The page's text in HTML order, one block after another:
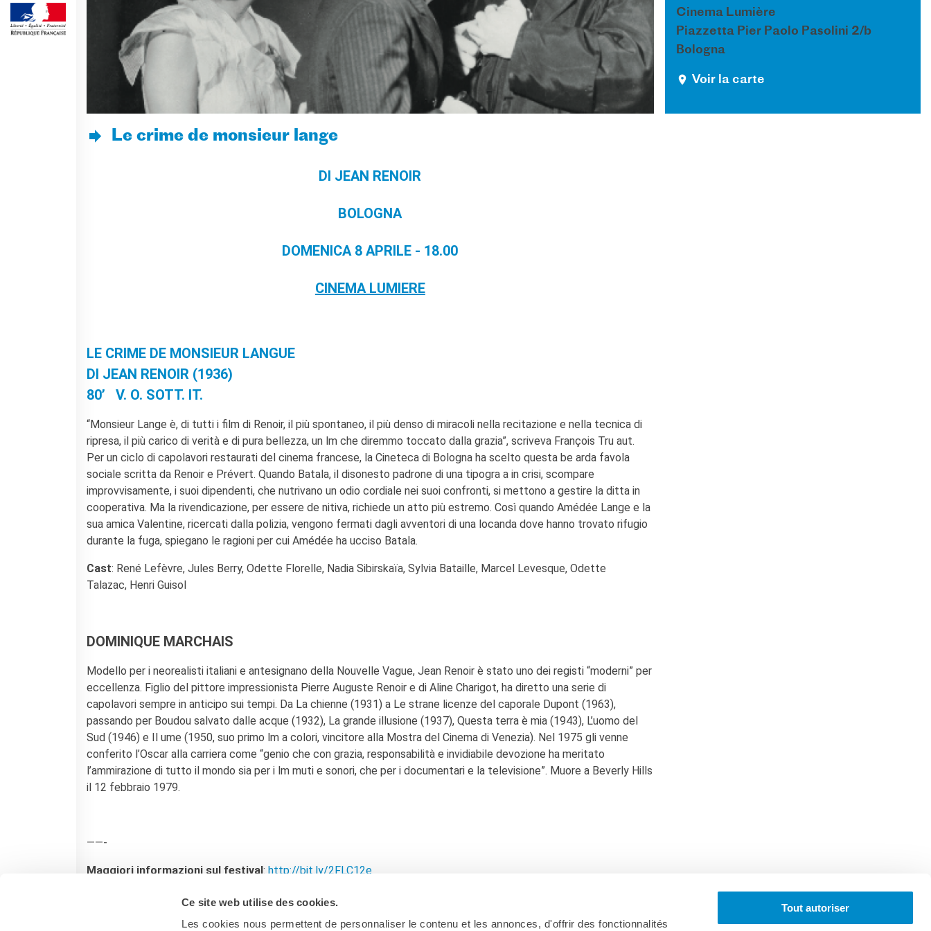
Ce site web utilise des cookies.
Les cookies nous permettent de personnaliser le contenu et les annonces, d'offrir des fonctionnalités
Tout autoriser
STUDIARE IN FRANCIA
Campus France
ACPF - COOPERAZIONE
EDUCATIVA
Risorse per i docenti di
francese
ARCHIVIO
Culturethèque
Salon de lecture (online)
LIBRAIRIE FRANÇAISE DE
CONSULAT DE FRANCE À
FLORENCE
RECHERCHER
Le crime de monsieur lange
DI JEAN RENOIR
BOLOGNA
DOMENICA 8 APRILE - 18.00
CINEMA LUMIERE
LE CRIME DE MONSIEUR LANGUE
DI JEAN RENOIR (1936)
80’ V. O. SOTT. IT.
“Monsieur Lange è, di tutti i film di Renoir, il più spontaneo, il più denso di miracoli nella recitazione e nella tecnica di
ripresa, il più carico di verità e di pura bellezza, un lm che diremmo toccato dalla grazia”, scriveva François Tru aut.
Per un ciclo di capolavori restaurati del cinema francese, la Cineteca di Bologna ha scelto questa be arda favola
sociale scritta da Renoir e Prévert. Quando Batala, il disonesto padrone di una tipogra a in crisi, scompare
improvvisamente, i suoi dipendenti, che nutrivano un odio cordiale nei suoi confronti, si mettono a gestire la ditta in
cooperativa. Ma la rivendicazione, per essere de nitiva, richiede un atto più estremo. Così quando Amédée Lange e la
sua amica Valentine, ricercati dalla polizia, vengono fermati dagli avventori di una locanda dove hanno trovato rifugio
durante la fuga, spiegano le ragioni per cui Amédée ha ucciso Batala.
Cast: René Lefèvre, Jules Berry, Odette Florelle, Nadia Sibirskaïa, Sylvia Bataille, Marcel Levesque, Odette
Talazac, Henri Guisol
DOMINIQUE MARCHAIS
Modello per i neorealisti italiani e antesignano della Nouvelle Vague, Jean Renoir è stato uno dei registi “moderni” per
eccellenza. Figlio del pittore impressionista Pierre Auguste Renoir e di Aline Charigot, ha diretto una serie di
capolavori sempre in anticipo sui tempi. Da La chienne (1931) a Le strane licenze del caporale Dupont (1963),
passando per Boudou salvato dalle acque (1932), La grande illusione (1937), Questa terra è mia (1943), L’uomo del
Sud (1946) e Il ume (1950, suo primo lm a colori, vincitore alla Mostra del Cinema di Venezia). Nel 1975 gli venne
conferito l’Oscar alla carriera come “genio che con grazia, responsabilità e invidiabile devozione ha meritato
l’ammirazione di tutto il mondo sia per i lm muti e sonori, che per i documentari e la televisione”. Muore a Beverly Hills
il 12 febbraio 1979.
——-
Maggiori informazioni sul festival: http://bit.ly/2FLC12e
Cinema Lumière
Piazzetta Pier Paolo Pasolini 2/b
Bologna
Voir la carte